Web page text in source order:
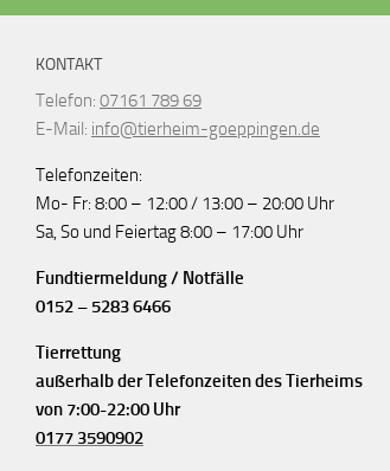
KONTAKT
Telefon: 07161 789 69
E-Mail: info@tierheim-goeppingen.de
Telefonzeiten:
Mo- Fr: 8:00 – 12:00 / 13:00 – 20:00 Uhr
Sa, So und Feiertag 8:00 – 17:00 Uhr
Fundtiermeldung / Notfälle
0152 – 5283 6466
Tierrettung
außerhalb der Telefonzeiten des Tierheims
von 7:00-22:00 Uhr
0177 3590902